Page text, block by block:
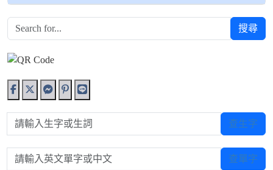
搜尋
請輸入生字或生詞 查生字
請輸入英文單字或中文 查單字